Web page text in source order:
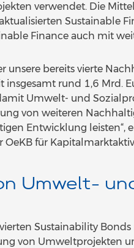
verwendet. Die
Sustainable
Finance auch mit
unsere bereits vierte
rund 1,6 Mrd.
Umwelt- und
von weiteren
Entwicklung leisten“,
OeKB für
Umwelt-
Sustainability
von Umweltprojekten